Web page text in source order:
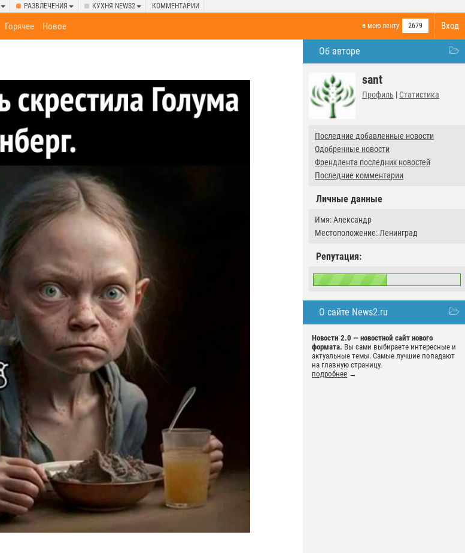
РАЗВЛЕЧЕНИЯ КУХНЯ NEWS2 КОММЕНТАРИИ
Вход
в мою ленту 2679
Горячее Новое
Об авторе
sant
Профиль | Статистика
Последние добавленные новости
Одобренные новости
Френдлента последних новостей
Последние комментарии
Личные данные
Имя: Александр
Местоположение: Ленинград
Репутация:
О сайте News2.ru
Новости 2.0 — новостной сайт нового
формата. Вы сами выбираете интересные и
актуальные темы. Самые лучшие попадают
на главную страницу.
подробнее →